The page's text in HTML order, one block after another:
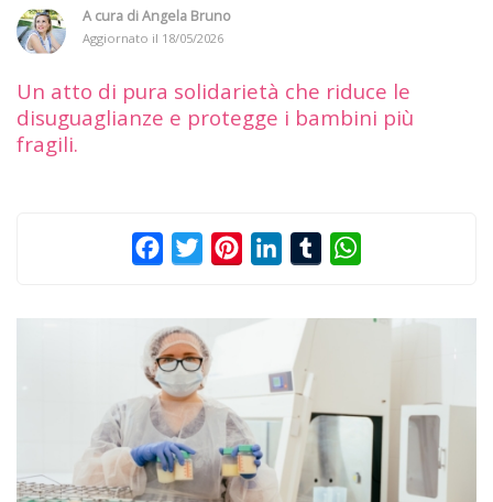
A cura diAngela Bruno
Aggiornato il 18/05/2026
Un atto di pura solidarietà che riduce le
disuguaglianze e protegge i bambini più
fragili.
FacebookTwitterPinterestLinkedInTumblr